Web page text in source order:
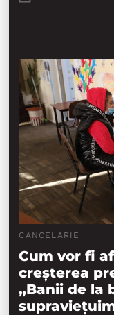
CANCELARIE
Cum vor fi
creșterea
„Banii de la